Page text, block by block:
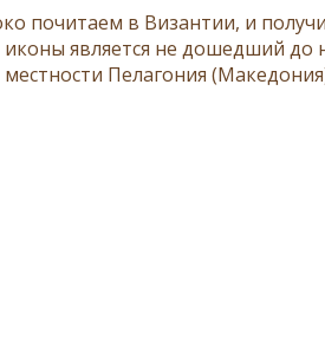
почитаем в Византии, и
является не дошедший до
Пелагония